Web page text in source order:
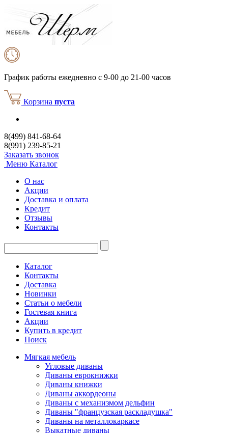
График работы ежедневно с 9-00 до 21-00 часов
Корзина пуста
8(499) 841-68-64
8(991) 239-85-21
Заказать звонок
Меню Каталог
О нас
Акции
Доставка и оплата
Кредит
Отзывы
Контакты
Каталог
Контакты
Доставка
Новинки
Статьи о мебели
Гостевая книга
Акции
Купить в кредит
Поиск
Мягкая мебель
Угловые диваны
Диваны еврокнижки
Диваны книжки
Диваны аккордеоны
Диваны с механизмом дельфин
Диваны "французская раскладушка"
Диваны на металлокаркасе
Выкатные диваны